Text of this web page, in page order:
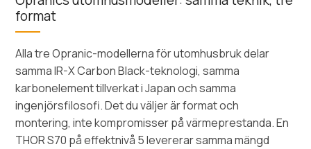
format
Alla tre Opranic-modellerna för utomhusbruk delar
samma IR-X Carbon Black-teknologi, samma
karbonelement tillverkat i Japan och samma
ingenjörsfilosofi. Det du väljer är format och
montering, inte kompromisser på värmeprestanda. En
THOR S70 på effektnivå 5 levererar samma mängd